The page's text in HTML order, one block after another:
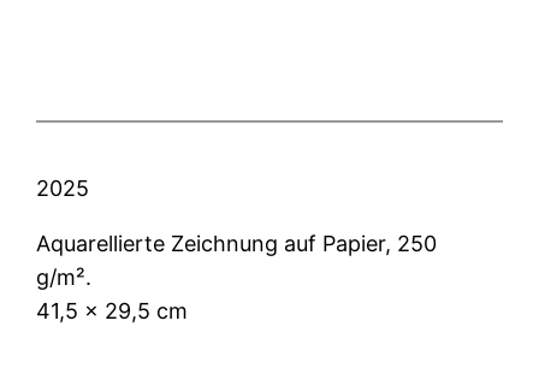
2025
Aquarellierte Zeichnung auf Papier, 250
g/m².
41,5 × 29,5 cm